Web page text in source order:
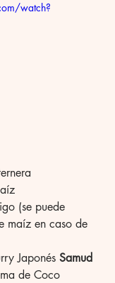
watch?
(se puede
maíz en caso de
Japonés Samud
de Coco